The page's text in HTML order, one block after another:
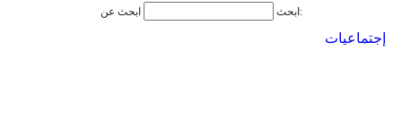
ابحث ابحث عن:
إجتماعيات